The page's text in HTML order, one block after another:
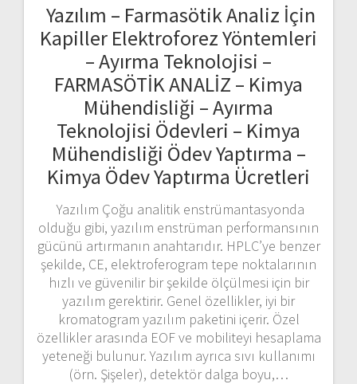
Yazılım – Farmasötik Analiz İçin
Kapiller Elektroforez Yöntemleri
– Ayırma Teknolojisi –
FARMASÖTİK ANALİZ – Kimya
Mühendisliği – Ayırma
Teknolojisi Ödevleri – Kimya
Mühendisliği Ödev Yaptırma –
Kimya Ödev Yaptırma Ücretleri
Yazılım Çoğu analitik enstrümantasyonda
olduğu gibi, yazılım enstrüman performansının
gücünü artırmanın anahtarıdır. HPLC’ye benzer
şekilde, CE, elektroferogram tepe noktalarının
hızlı ve güvenilir bir şekilde ölçülmesi için bir
yazılım gerektirir. Genel özellikler, iyi bir
kromatogram yazılım paketini içerir. Özel
özellikler arasında EOF ve mobiliteyi hesaplama
yeteneği bulunur. Yazılım ayrıca sıvı kullanımı
(örn. Şişeler), detektör dalga boyu,…